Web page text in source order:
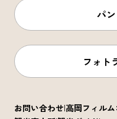
パ
フォト
お問い合わせ 高岡フィル